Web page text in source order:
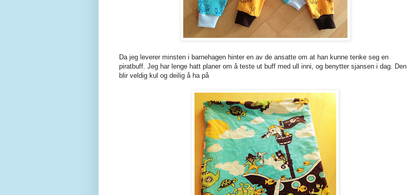
Da jeg leverer minsten i barnehagen hinter en av de ansatte om at han kunne tenke seg en
piratbuff. Jeg har lenge hatt planer om å teste ut buff med ull inni, og benytter sjansen i dag. Den
blir veldig kul og deilig å ha på